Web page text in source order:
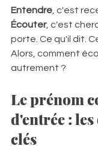
Entendre , c'est
Écouter, c'est
porte. Ce qu'il dit.
Alors, comment
autrement ?
Le prénom
d'entrée :
clés